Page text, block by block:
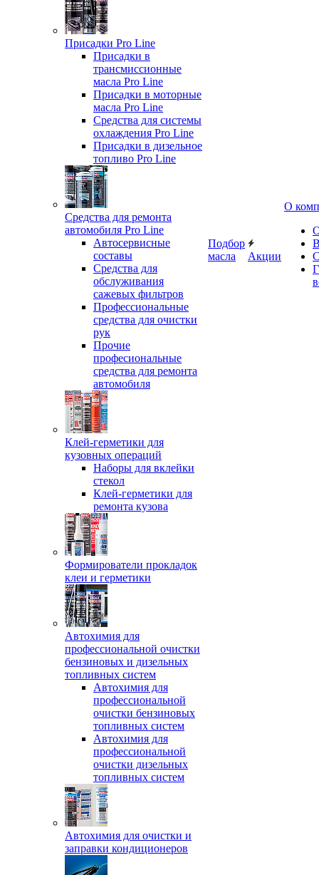
Присадки Pro Line
Присадки в
трансмиссионные
масла Pro Line
Присадки в моторные
масла Pro Line
Средства для системы
охлаждения Pro Line
Присадки в дизельное
топливо Pro Line
Средства для ремонта
автомобиля Pro Line
Автосервисные
составы
Средства для
обслуживания
сажевых фильтров
Профессиональные
средства для очистки
рук
Прочие
професиональные
средства для ремонта
автомобиля
Клей-герметики для
кузовных операций
Наборы для вклейки
стекол
Клей-герметики для
ремонта кузова
Формирователи прокладок
клеи и герметики
Автохимия для
профессиональной очистки
бензиновых и дизельных
топливных систем
Автохимия для
профессиональной
очистки бензиновых
топливных систем
Автохимия для
профессиональной
очистки дизельных
топливных систем
Автохимия для очистки и
заправки кондиционеров
Подбор
масла
Акции
О